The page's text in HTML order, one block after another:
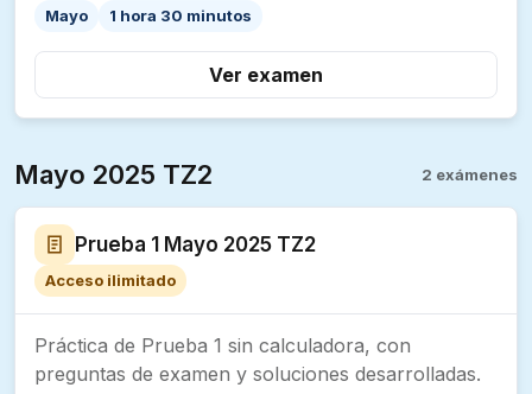
Mayo 1 hora 30 minutos
Ver examen
Mayo 2025 TZ2 2 exámenes
Prueba 1 Mayo 2025 TZ2
Acceso ilimitado
Práctica de Prueba 1 sin calculadora, con
preguntas de examen y soluciones desarrolladas.